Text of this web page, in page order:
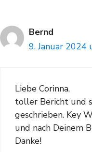
Bernd
9. Januar 2024
Liebe Corinna,
toller Bericht und
geschrieben. Key
und nach Deinem
Danke!